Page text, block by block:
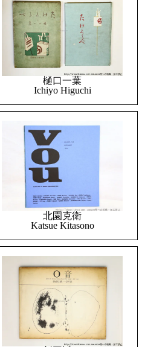
樋口一葉
Ichiyo Higuchi
北園克衛
Katsue Kitasono